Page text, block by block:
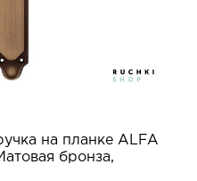
на планке ALFA
бронза,